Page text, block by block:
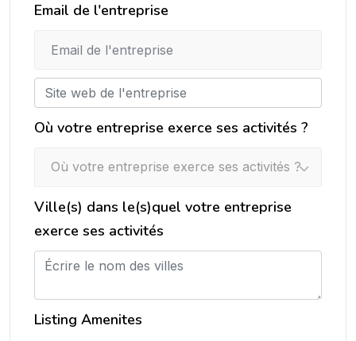
Email de l'entreprise
Où votre entreprise exerce ses activités ?
Où votre entreprise exerce ses activités ?
Ville(s) dans le(s)quel votre entreprise
exerce ses activités
Listing Amenites